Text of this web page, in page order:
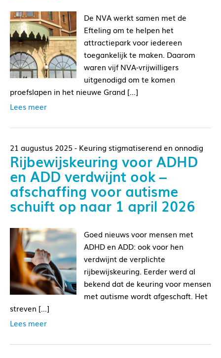
De NVA werkt samen met de
Efteling om te helpen het
attractiepark voor iedereen
toegankelijk te maken. Daarom
waren vijf NVA-vrijwilligers
uitgenodigd om te komen
proefslapen in het nieuwe Grand […]
Lees meer
21 augustus 2025 - Keuring stigmatiserend en onnodig
Rijbewijskeuring voor ADHD
en ADD verdwijnt ook –
afschaffing voor autisme
schuift op naar 1 april 2026
Goed nieuws voor mensen met
ADHD en ADD: ook voor hen
verdwijnt de verplichte
rijbewijskeuring. Eerder werd al
bekend dat de keuring voor mensen
met autisme wordt afgeschaft. Het
streven […]
Lees meer